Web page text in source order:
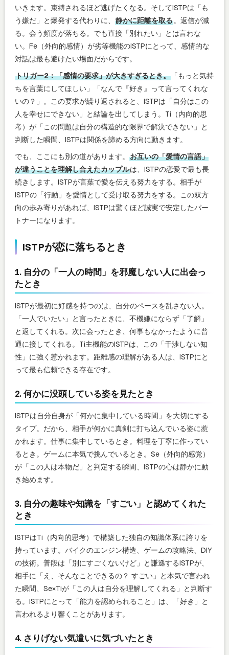
いきます。束縛されるほど逃げたくなる。そしてISTPは「も
う嫌だ」と爆発する代わりに、 静かに距離を取る。返信が減
る。会う頻度が落ちる。でも直接「別れたい」とは言わな
い。Fe（外向的感情）が劣等機能のISTPにとって、感情的な
対話は最も避けたい場面だからです。
トリガー2：「感情の要求」が大きすぎるとき。 「もっと気持
ちを言葉にしてほしい」「なんで『好き』って言ってくれな
いの？」。この要求が繰り返されると、ISTPは「自分はこの
人を幸せにできない」と結論を出してしまう。Ti（内向的思
考）が「この問題は自分の構造的な限界で解決できない」と
判断した瞬間、ISTPは関係を諦める方向に動きます。
でも、ここにも別の道があります。 お互いの「愛情の言語」
が違うことを理解し合えたカップルは、ISTPの恋愛で最も長
続きします。ISTPが言葉で愛を伝える努力をする。相手が
ISTPの「行動」を愛情として受け取る努力をする。この双方
向の歩み寄りがあれば、ISTPは驚くほど誠実で安定したパー
トナーになります。
ISTPが恋に落ちるとき
1. 自分の「一人の時間」を邪魔しない人に出会っ
たとき
ISTPが最初に好感を持つのは、自分のペースを乱さない人。
「一人でいたい」と言ったときに、不機嫌にならず「了解」
と返してくれる。次に会ったとき、何事もなかったように普
通に接してくれる。Ti主機能のISTPは、この「干渉しない知
性」に強く惹かれます。距離感の理解がある人は、ISTPにと
って最も信頼できる存在です。
2. 何かに没頭している姿を見たとき
ISTPは自分自身が「何かに集中している時間」を大切にする
タイプ。だから、相手が何かに真剣に打ち込んでいる姿に惹
かれます。仕事に集中しているとき。料理を丁寧に作ってい
るとき。ゲームに本気で挑んでいるとき。Se（外向的感覚）
が「この人は本物だ」と判定する瞬間、ISTPの心は静かに動
き始めます。
3. 自分の趣味や知識を「すごい」と認めてくれた
とき
ISTPはTi（内向的思考）で構築した独自の知識体系に誇りを
持っています。バイクのエンジン構造、ゲームの攻略法、DIY
の技術。普段は「別にすごくないけど」と謙遜するISTPが、
相手に「え、そんなことできるの？ すごい」と本気で言われ
た瞬間、Se×Tiが「この人は自分を理解してくれる」と判断す
る。ISTPにとって「能力を認められること」は、「好き」と
言われるより響くことがあります。
4. さりげない気遣いに気づいたとき